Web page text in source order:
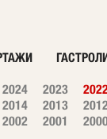
2024 2023
2014 2013
2002 2001